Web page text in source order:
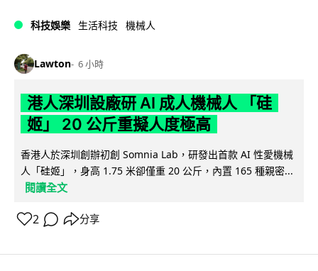
科技娛樂 生活科技 機械人
Lawton 6 小時
港人深圳設廠研 AI 成人機械人 「硅
姬」 20 公斤重擬人度極高
香港人於深圳創辦初創 Somnia Lab，研發出首款 AI 性愛機械
人「硅姬」，身高 1.75 米卻僅重 20 公斤，內置 165 種親密...
閱讀全文
2 分享